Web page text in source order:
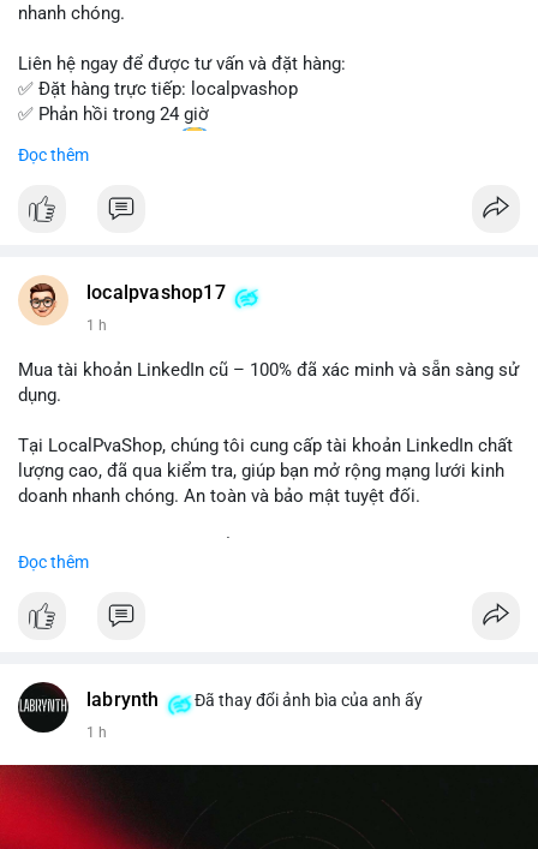
tốt. Liên hệ ngay!
nhanh chóng.
Liên hệ ngay để được tư vấn và đặt hàng:
✅ Đặt hàng trực tiếp: localpvashop
✅ Phản hồi trong 24 giờ
✅ WhatsApp: +1 (66
✅ Telegram: @localpvashop
✅ Email: localpvashop@gmail.com
Đọc thêm
localpvashop17
1 h
Mua tài khoản LinkedIn cũ – 100% đã xác minh và sẵn sàng sử
dụng.
Tại LocalPvaShop, chúng tôi cung cấp tài khoản LinkedIn chất
lượng cao, đã qua kiểm tra, giúp bạn mở rộng mạng lưới kinh
doanh nhanh chóng. An toàn và bảo mật tuyệt đối.
✅ Phản hồi trong 24 giờ
✅ Email: localpvashop@gmail.com
Đọc thêm
labrynth Đã thay đổi ảnh bìa của anh ấy
1 h